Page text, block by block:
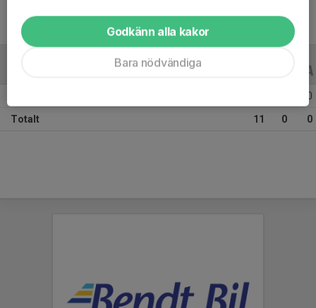
0
Totalt 11 0 0
Godkänn alla kakor
Bara nödvändiga